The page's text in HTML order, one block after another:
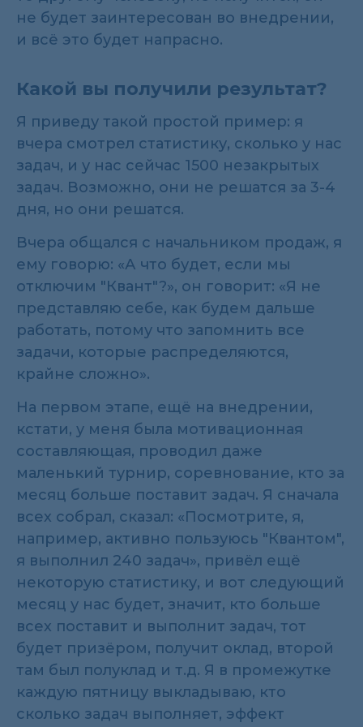
не будет заинтересован во внедрении,
и всё это будет напрасно.
Какой вы получили результат?
Я приведу такой простой пример: я
вчера смотрел статистику, сколько у нас
задач, и у нас сейчас 1500 незакрытых
задач. Возможно, они не решатся за 3-4
дня, но они решатся.
Вчера общался с начальником продаж, я
ему говорю: «А что будет, если мы
отключим "Квант"?», он говорит: «Я не
представляю себе, как будем дальше
работать, потому что запомнить все
задачи, которые распределяются,
крайне сложно».
На первом этапе, ещё на внедрении,
кстати, у меня была мотивационная
составляющая, проводил даже
маленький турнир, соревнование, кто за
месяц больше поставит задач. Я сначала
всех собрал, сказал: «Посмотрите, я,
например, активно пользуюсь "Квантом",
я выполнил 240 задач», привёл ещё
некоторую статистику, и вот следующий
месяц у нас будет, значит, кто больше
всех поставит и выполнит задач, тот
будет призёром, получит оклад, второй
там был полуклад и т.д. Я в промежутке
каждую пятницу выкладываю, кто
сколько задач выполняет, эффект